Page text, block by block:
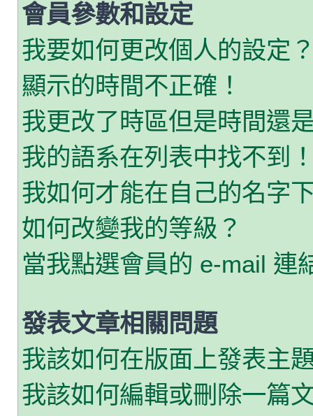
會員參數和設定
我要如何更改個人的設定
顯示的時間不正確！
我更改了時區但是時間還
我的語系在列表中找不到
我如何才能在自己的名字
如何改變我的等級？
當我點選會員的 e-mail 連
發表文章相關問題
我該如何在版面上發表主
我該如何編輯或刪除一篇